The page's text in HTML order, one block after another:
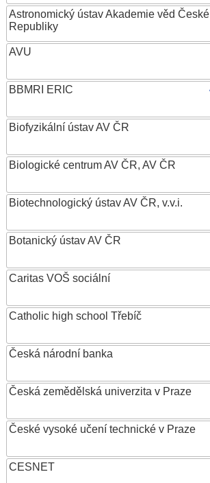
Astronomický ústav Akademie věd České
Republiky
AVU
BBMRI ERIC
Biofyzikální ústav AV ČR
Biologické centrum AV ČR, AV ČR
Biotechnologický ústav AV ČR, v.v.i.
Botanický ústav AV ČR
Caritas VOŠ sociální
Catholic high school Třebíč
Česká národní banka
Česká zemědělská univerzita v Praze
České vysoké učení technické v Praze
CESNET